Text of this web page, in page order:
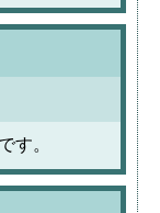
す。